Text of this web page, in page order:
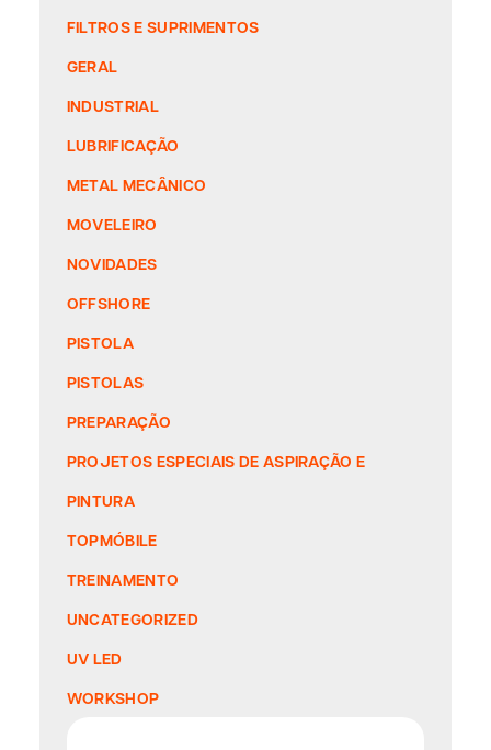
FILTROS E SUPRIMENTOS
GERAL
INDUSTRIAL
LUBRIFICAÇÃO
METAL MECÂNICO
MOVELEIRO
NOVIDADES
OFFSHORE
PISTOLA
PISTOLAS
PREPARAÇÃO
PROJETOS ESPECIAIS DE ASPIRAÇÃO E
PINTURA
TOPMÓBILE
TREINAMENTO
UNCATEGORIZED
UV LED
WORKSHOP